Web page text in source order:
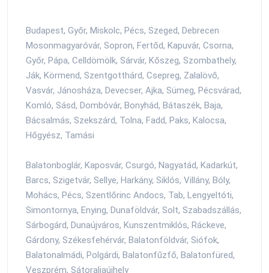
Budapest, Győr, Miskolc, Pécs, Szeged, Debrecen
Mosonmagyaróvár, Sopron, Fertőd, Kapuvár, Csorna,
Győr, Pápa, Celldömölk, Sárvár, Kőszeg, Szombathely,
Ják, Körmend, Szentgotthárd, Csepreg, Zalalövő,
Vasvár, Jánosháza, Devecser, Ajka, Sümeg, Pécsvárad,
Komló, Sásd, Dombóvár, Bonyhád, Bátaszék, Baja,
Bácsalmás, Szekszárd, Tolna, Fadd, Paks, Kalocsa,
Hőgyész, Tamási
Balatonboglár, Kaposvár, Csurgó, Nagyatád, Kadarkút,
Barcs, Szigetvár, Sellye, Harkány, Siklós, Villány, Bóly,
Mohács, Pécs, Szentlőrinc Andocs, Tab, Lengyeltóti,
Simontornya, Enying, Dunaföldvár, Solt, Szabadszállás,
Sárbogárd, Dunaújváros, Kunszentmiklós, Ráckeve,
Gárdony, Székesfehérvár, Balatonföldvár, Siófok,
Balatonalmádi, Polgárdi, Balatonfűzfő, Balatonfüred,
Veszprém, Sátoraljaújhely